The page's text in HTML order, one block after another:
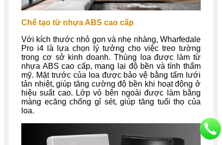
Chế tạo từ nhựa ABS cao cấp
Với kích thước nhỏ gọn và nhẹ nhàng, Wharfedale
Pro i4 là lựa chọn lý tưởng cho việc treo tường
trong cơ sở kinh doanh. Thùng loa được làm từ
nhựa ABS cao cấp, mang lại độ bền và tính thẩm
mỹ. Mặt trước của loa được bảo vệ bằng tấm lưới
tản nhiệt, giúp tăng cường độ bền khi hoạt động ở
hiệu suất cao. Lớp vỏ bên ngoài được làm bằng
màng ecăng chống gỉ sét, giúp tăng tuổi thọ của
loa.